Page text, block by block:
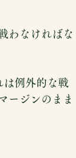
わなければな
は例外的な戦
ージンのまま